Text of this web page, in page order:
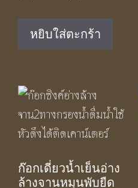
฿3,290.00.
หยิบใส่ตะกร้า
ก๊อกเดี่ยวน้ำเย็นอ่าง
ล้างจานหมุนพับยืด